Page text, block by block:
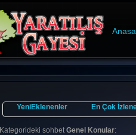
YeniEklenenler En Çok
Kategorideki sohbetGenel Konular: